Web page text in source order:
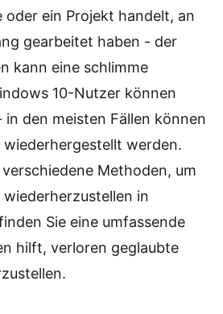
ein Projekt handelt, an
gearbeitet haben - der
kann eine schlimme
10-Nutzer können
den meisten Fällen können
werden.
Methoden, um
in
Sie eine umfassende
hilft, verloren geglaubte